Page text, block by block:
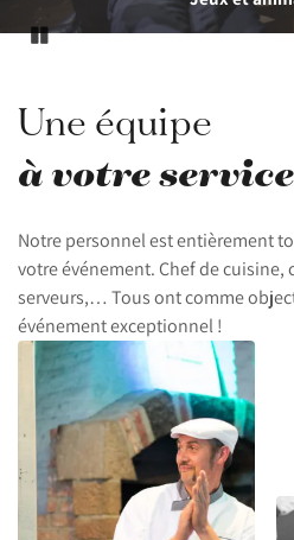
Pause
Une équipe
à votre service
Notre personnel est entièrement
votre événement. Chef de cuisine,
serveurs,… Tous ont comme
événement exceptionnel !